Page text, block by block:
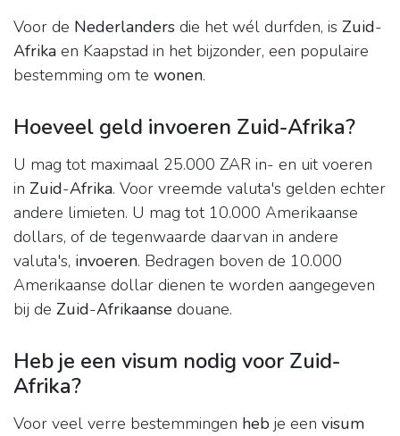
Voor de Nederlanders die het wél durfden, is Zuid-
Afrika en Kaapstad in het bijzonder, een populaire
bestemming om te wonen.
Hoeveel geld invoeren Zuid-Afrika?
U mag tot maximaal 25.000 ZAR in- en uit voeren
in Zuid-Afrika. Voor vreemde valuta's gelden echter
andere limieten. U mag tot 10.000 Amerikaanse
dollars, of de tegenwaarde daarvan in andere
valuta's, invoeren. Bedragen boven de 10.000
Amerikaanse dollar dienen te worden aangegeven
bij de Zuid-Afrikaanse douane.
Heb je een visum nodig voor Zuid-
Afrika?
Voor veel verre bestemmingen heb je een visum